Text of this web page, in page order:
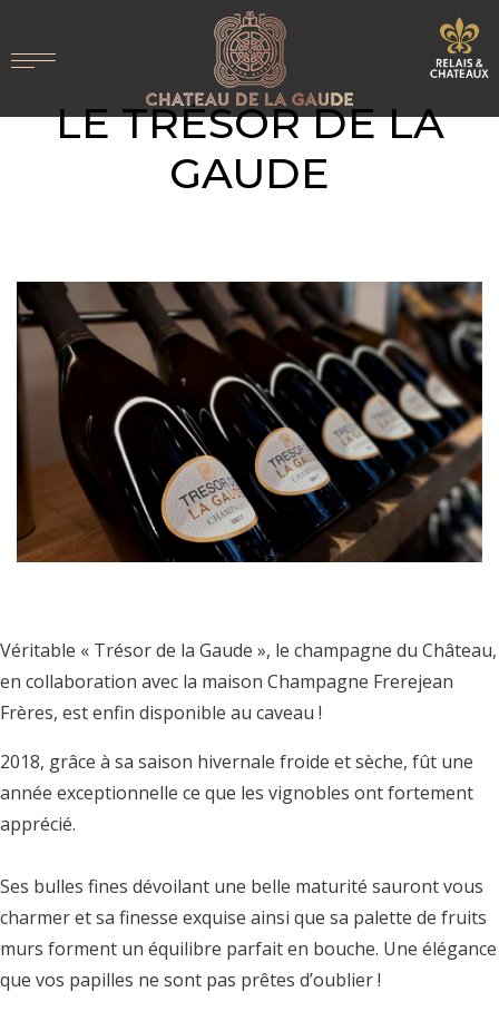
LE TRÉSOR DE LA
GAUDE
Véritable « Trésor de la Gaude », le champagne du Château,
en collaboration avec la maison Champagne Frerejean
Frères, est enfin disponible au caveau !
2018, grâce à sa saison hivernale froide et sèche, fût une
année exceptionnelle ce que les vignobles ont fortement
apprécié.
Ses bulles fines dévoilant une belle maturité sauront vous
charmer et sa finesse exquise ainsi que sa palette de fruits
murs forment un équilibre parfait en bouche. Une élégance
que vos papilles ne sont pas prêtes d’oublier !